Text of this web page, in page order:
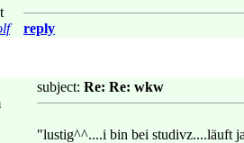
reply
subject: Re: Re: wkw
"lustig^^....i bin bei studivz....läuft